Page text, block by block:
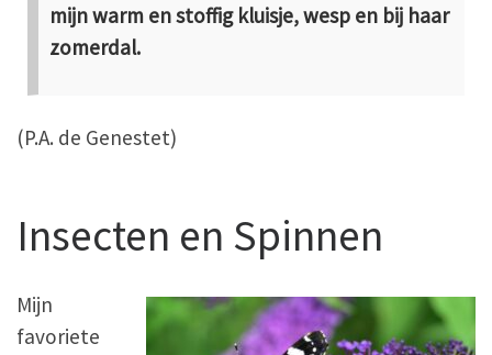
mijn warm en stoffig kluisje, wesp en bij haar
zomerdal.
(P.A. de Genestet)
Insecten en Spinnen
Mijn
favoriete